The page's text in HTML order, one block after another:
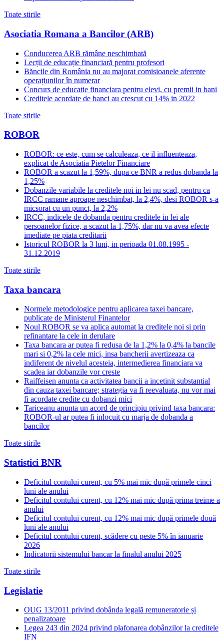
Toate stirile
Asociatia Romana a Bancilor (ARB)
Conducerea ARB rămâne neschimbată
Lecții de educație financiară pentru profesori
Băncile din România nu au majorat comisioanele aferente
operațiunilor în numerar
Concurs de educatie financiara pentru elevi, cu premii in bani
Creditele acordate de banci au crescut cu 14% in 2022
Toate stirile
ROBOR
ROBOR: ce este, cum se calculeaza, ce il influenteaza,
explicat de Asociatia Pietelor Financiare
ROBOR a scazut la 1,59%, dupa ce BNR a redus dobanda la
1,25%
Dobanzile variabile la creditele noi in lei nu scad, pentru ca
IRCC ramane aproape neschimbat, la 2,4%, desi ROBOR s-a
micsorat cu un punct, la 2,2%
IRCC, indicele de dobanda pentru creditele in lei ale
persoanelor fizice, a scazut la 1,75%, dar nu va avea efecte
imediate pe piata creditarii
Istoricul ROBOR la 3 luni, in perioada 01.08.1995 -
31.12.2019
Toate stirile
Taxa bancara
Normele metodologice pentru aplicarea taxei bancare,
publicate de Ministerul Finantelor
Noul ROBOR se va aplica automat la creditele noi si prin
refinantare la cele in derulare
Taxa bancara ar putea fi redusa de la 1,2% la 0,4% la bancile
mari si 0,2% la cele mici, insa bancherii avertizeaza ca
indiferent de nivelul acesteia, intermedierea financiara va
scadea iar dobanzile vor creste
Raiffeisen anunta ca activitatea bancii a incetinit substantial
din cauza taxei bancare; strategia va fi reevaluata, nu vor mai
fi acordate credite cu dobanzi mici
Tariceanu anunta un acord de principiu privind taxa bancara:
ROBOR-ul ar putea fi inlocuit cu marja de dobanda a
bancilor
Toate stirile
Statistici BNR
Deficitul contului curent, cu 5% mai mic după primele cinci
luni ale anului
Deficitul contului curent, cu 12% mai mic după prima treime a
anului
Deficitul contului curent, cu 12% mai mic după primele două
luni ale anului
Deficitul contului curent, scădere cu peste 5% în ianuarie
2026
Indicatorii sistemului bancar la finalul anului 2025
Toate stirile
Legislatie
OUG 13/2011 privind dobânda legală remuneratorie și
penalizatoare
Legea 243 din 2024 privind plafonarea dobânzilor la creditele
IFN